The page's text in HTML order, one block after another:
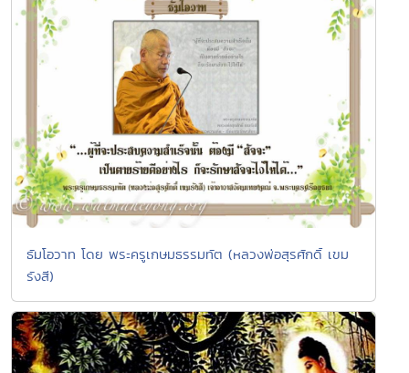
ธัมโอวาท โดย พระครูเกษมธรรมทัต (หลวงพ่อสุรศักดิ์ เขม
รังสี)